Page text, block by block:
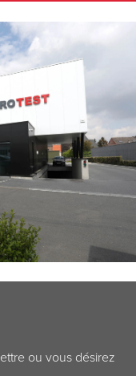
ou vous désirez